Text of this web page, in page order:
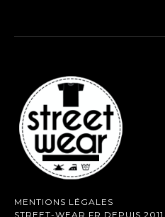
MENTIONS LÉGALES
STREET-WEAR.FR DEPUIS 2011